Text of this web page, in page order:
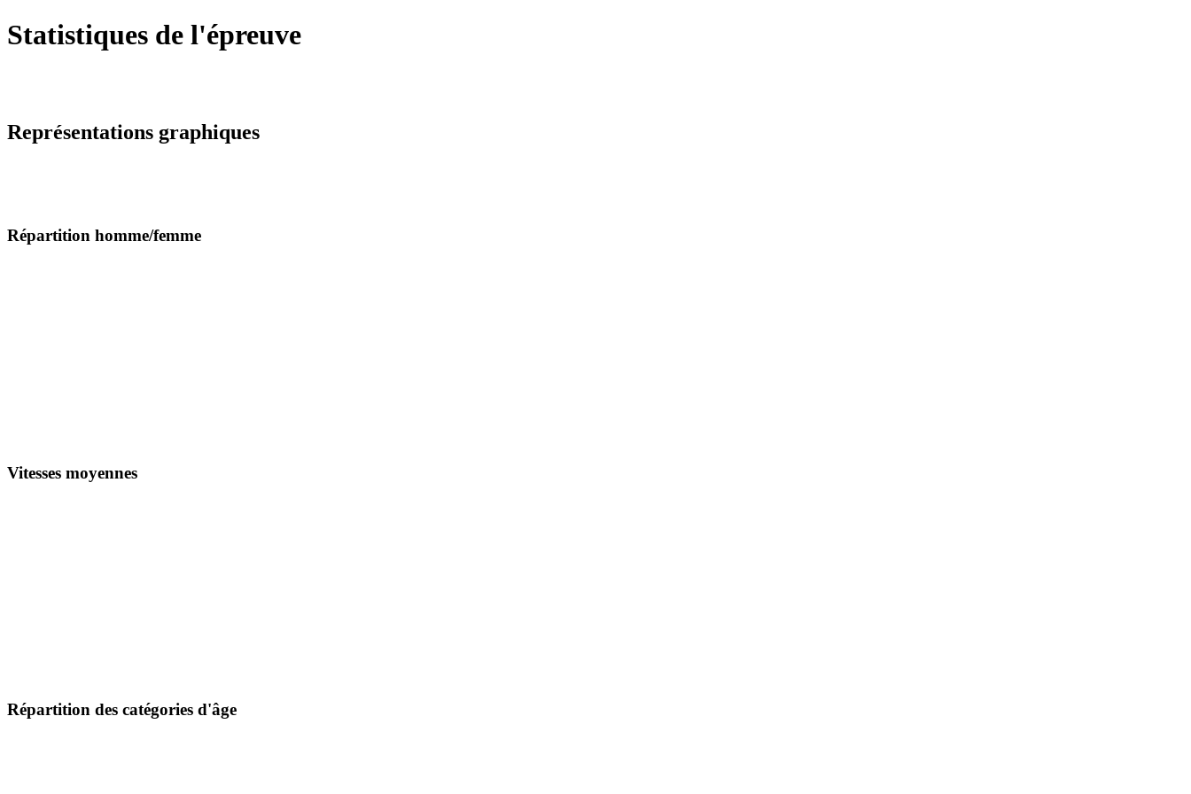
Statistiques de l'épreuve
Représentations graphiques
Répartition homme/femme
Vitesses moyennes
Répartition des catégories d'âge